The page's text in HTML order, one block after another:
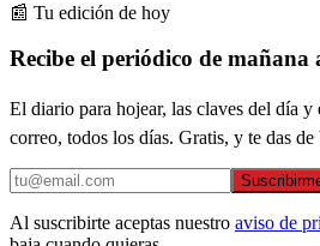
📰 Tu edición de hoy
Recibe el periódico de mañana
El diario para hojear, las claves del día
correo, todos los días. Gratis, y te das
Al suscribirte aceptas nuestro aviso de